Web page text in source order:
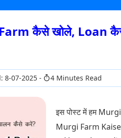
कैसे खोले, Loan
8-07-2025 4 Minutes Read
इस पोस्ट में हम
Murgi Farm Kaise